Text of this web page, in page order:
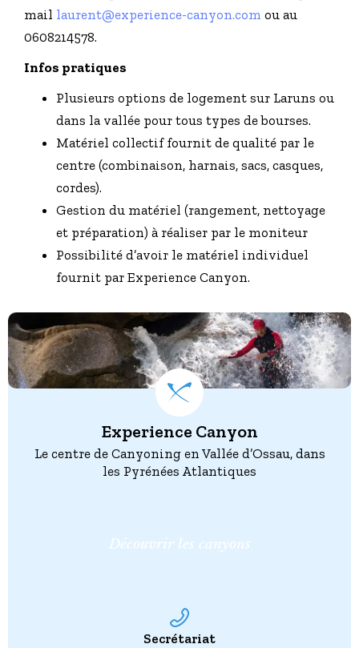
Experience Canyon
Le centre de Canyoning en Vallée d’Ossau, dans
les Pyrénées Atlantiques
Découvrir les canyons
Secrétariat
mail laurent@experience-canyon.com ou au
0608214578.
Infos pratiques
Plusieurs options de logement sur Laruns ou
dans la vallée pour tous types de bourses.
Matériel collectif fournit de qualité par le
centre (combinaison, harnais, sacs, casques,
cordes).
Gestion du matériel (rangement, nettoyage
et préparation) à réaliser par le moniteur
Possibilité d’avoir le matériel individuel
fournit par Experience Canyon.